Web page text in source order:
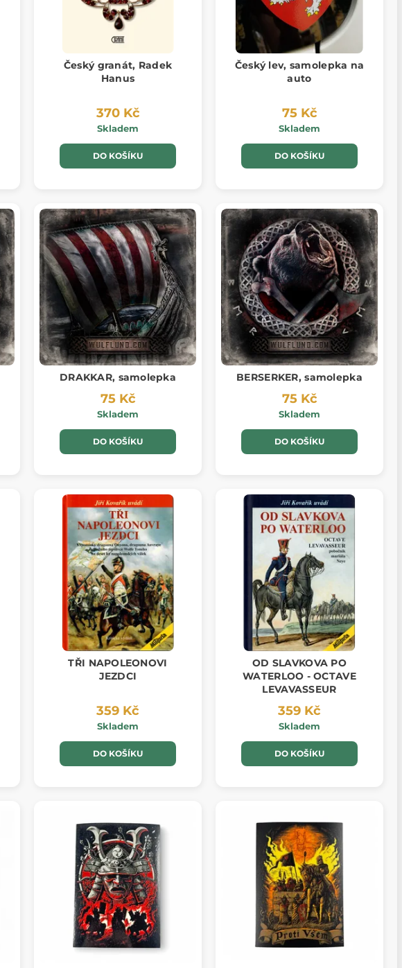
Český granát, Radek
Hanus
370 Kč
Skladem
DO KOŠÍKU
Český lev, samolepka na
auto
75 Kč
Skladem
DO KOŠÍKU
DRAKKAR, samolepka
75 Kč
Skladem
DO KOŠÍKU
BERSERKER, samolepka
75 Kč
Skladem
DO KOŠÍKU
TŘI NAPOLEONOVI
JEZDCI
359 Kč
Skladem
DO KOŠÍKU
OD SLAVKOVA PO
WATERLOO - OCTAVE
LEVAVASSEUR
359 Kč
Skladem
DO KOŠÍKU